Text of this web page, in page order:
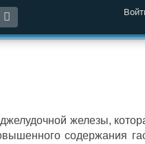
железы,
содержания